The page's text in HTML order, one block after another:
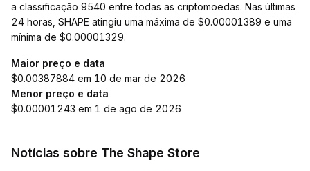
a classificação 9540 entre todas as criptomoedas. Nas últimas
24 horas, SHAPE atingiu uma máxima de $0.00001389 e uma
mínima de $0.00001329.
Maior preço e data
$0.00387884 em 10 de mar de 2026
Menor preço e data
$0.00001243 em 1 de ago de 2026
Notícias sobre The Shape Store